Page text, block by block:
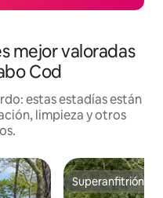
mejor valoradas
Cod
estas estadías están
limpieza y otros
Superanfitrión
Superanfitrión